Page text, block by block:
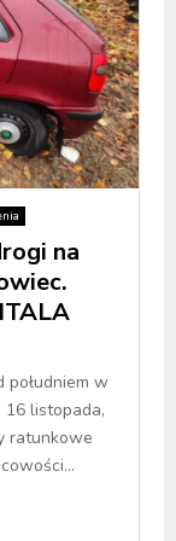
na
południem w
16 listopada,
ratunkowe